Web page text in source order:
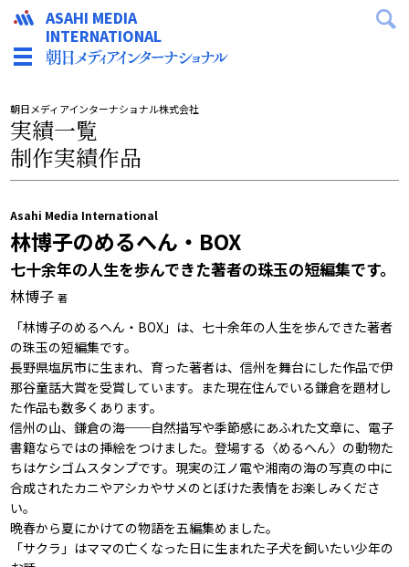
朝日メディアインターナショナル株式会社
実績一覧
制作実績作品
Asahi Media International
林博子のめるへん・BOX
七十余年の人生を歩んできた著者の珠玉の短編集です。
林博子 著
「林博子のめるへん・BOX」は、七十余年の人生を歩んできた著者
の珠玉の短編集です。
長野県塩尻市に生まれ、育った著者は、信州を舞台にした作品で伊
那谷童話大賞を受賞しています。また現在住んでいる鎌倉を題材し
た作品も数多くあります。
信州の山、鎌倉の海──自然描写や季節感にあふれた文章に、電子
書籍ならではの挿絵をつけました。登場する〈めるへん〉の動物た
ちはケシゴムスタンプです。現実の江ノ電や湘南の海の写真の中に
合成されたカニやアシカやサメのとぼけた表情をお楽しみくださ
い。
晩春から夏にかけての物語を五編集めました。
「サクラ」はママの亡くなった日に生まれた子犬を飼いたい少年の
ASAHI MEDIA
INTERNATIONAL